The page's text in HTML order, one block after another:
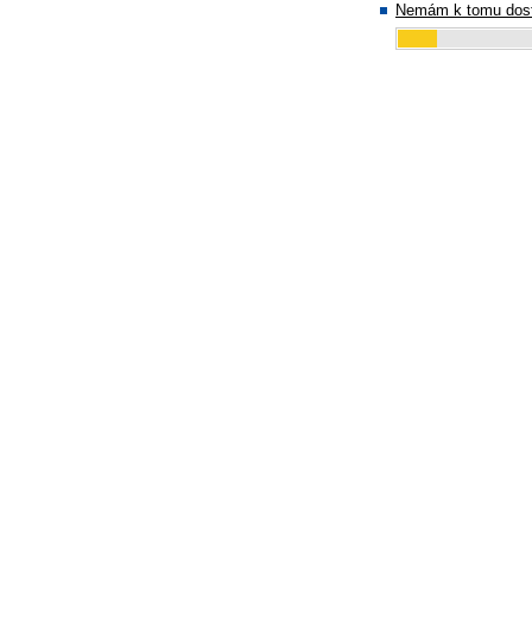
Nemám k tomu